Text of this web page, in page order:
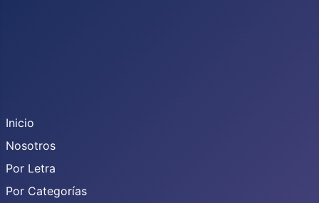
Inicio
Nosotros
Por Letra
Por Categorías